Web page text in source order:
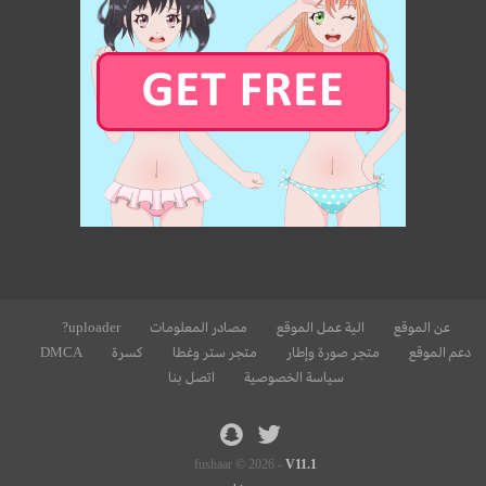
عن الموقع الية عمل الموقع مصادر المعلومات
uploader?
دعم الموقع
متجر صورة وإطار متجر ستر وغطا كسرة
DMCA
سياسة الخصوصية
اتصل بنا
fushaar © 2026 - V11.1